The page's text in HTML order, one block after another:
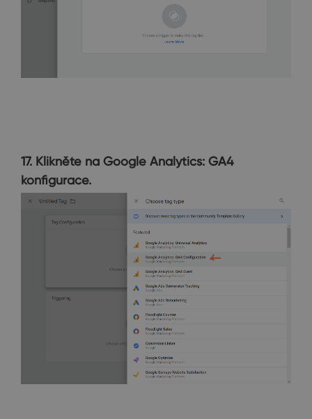
17. Klikněte na Google Analytics: GA4
konfigurace.